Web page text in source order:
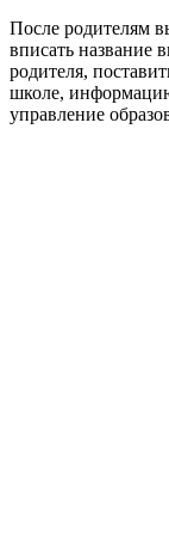
После родителям
вписать название
родителя,
школе,
управление